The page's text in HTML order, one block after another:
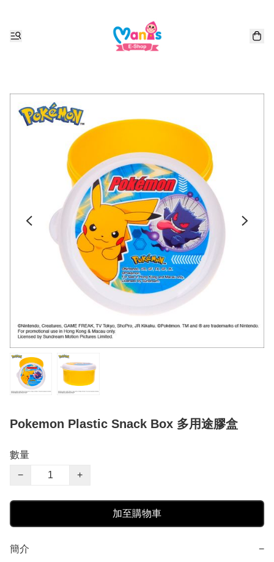
Pokemon Plastic Snack Box 多用途膠盒
數量
−
+
加至購物車
簡介 −